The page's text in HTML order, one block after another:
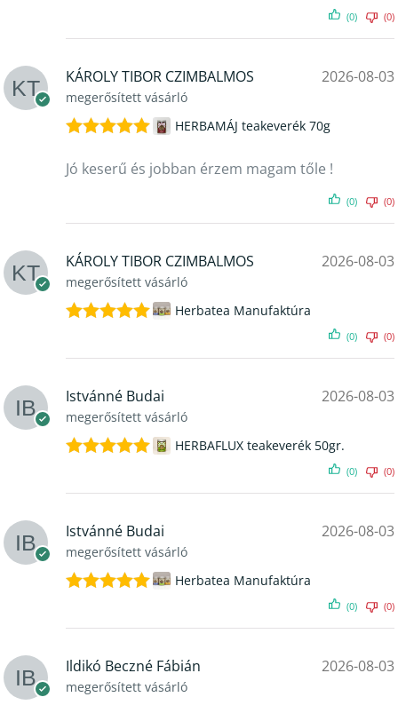
(0) (0)
KÁROLY TIBOR CZIMBALMOS
megerősített vásárló
2026-08-03
5/ 5
HERBAMÁJ teakeverék 70g
Jó keserű és jobban érzem magam tőle !
(0) (0)
KÁROLY TIBOR CZIMBALMOS
megerősített vásárló
2026-08-03
Herbatea Manufaktúra
(0) (0)
Istvánné Budai
megerősített vásárló
2026-08-03
HERBAFLUX teakeverék 50gr.
(0) (0)
Istvánné Budai
megerősített vásárló
2026-08-03
Herbatea Manufaktúra
(0) (0)
Ildikó Beczné Fábián
megerősített vásárló
2026-08-03